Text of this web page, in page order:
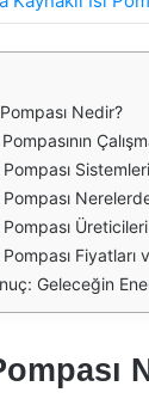
Pompası Nedir?
Pompasının
Pompası
Pompası
Pompası
Pompası
Geleceğin